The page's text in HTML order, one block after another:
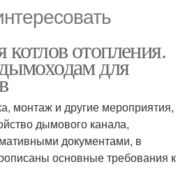
отопления.
для
монтаж и другие мероприятия,
дымового канала,
документами, в
основные требования к